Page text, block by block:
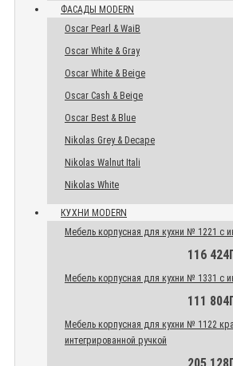
ФАСАДЫ MODERN
Oscar Pearl & WaiB
Oscar White & Gray
Oscar White & Beige
Oscar Cash & Beige
Oscar Best & Blue
Nikolas Grey & Decape
Nikolas Walnut Itali
Nikolas White
КУХНИ MODERN
Мебель корпусная для кухни № 1221 с
116
Мебель корпусная для кухни № 1331 с
111
Мебель корпусная для кухни № 1122
интегрированной ручкой